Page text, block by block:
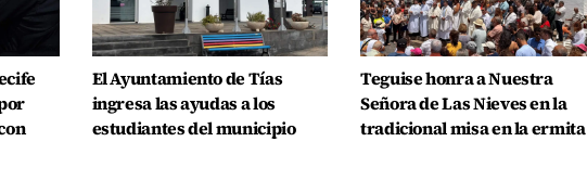
El Ayuntamiento de Tías
ingresa las ayudas a los
estudiantes del municipio
Teguise honra a Nuestra
Señora de Las Nieves en la
tradicional misa en la ermita